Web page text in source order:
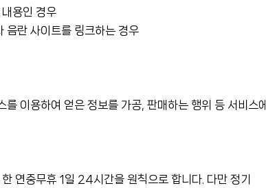
용인 경우
음란 사이트를 링크하는 경우
이용하여 얻은 정보를 가공, 판매하는 행위 등 서비스에
연중무휴 1일 24시간을 원칙으로 합니다. 다만 정기